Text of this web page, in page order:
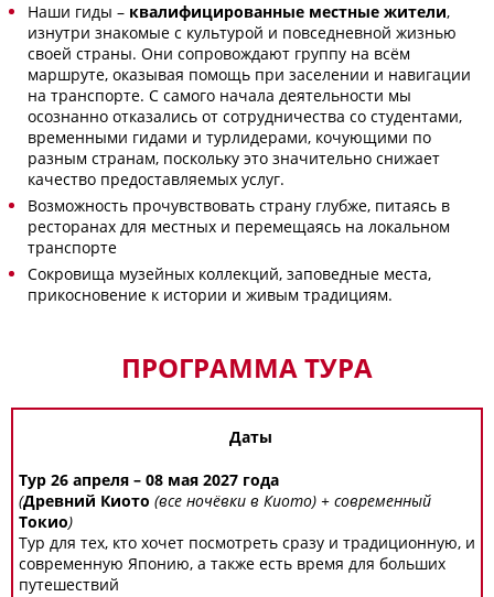
Наши гиды – квалифицированные местные жители,
изнутри знакомые с культурой и повседневной жизнью
своей страны. Они сопровождают группу на всём
маршруте, оказывая помощь при заселении и навигации
на транспорте. С самого начала деятельности мы
осознанно отказались от сотрудничества со студентами,
временными гидами и турлидерами, кочующими по
разным странам, поскольку это значительно снижает
качество предоставляемых услуг.
Возможность прочувствовать страну глубже, питаясь в
ресторанах для местных и перемещаясь на локальном
транспорте
Сокровища музейных коллекций, заповедные места,
прикосновение к истории и живым традициям.
ПРОГРАММА ТУРА
Даты
Тур 26 апреля – 08 мая 2027 года
(Древний Киото (все ночёвки в Киото) + современный
Токио)
Тур для тех, кто хочет посмотреть сразу и традиционную, и
современную Японию, а также есть время для больших
путешествий